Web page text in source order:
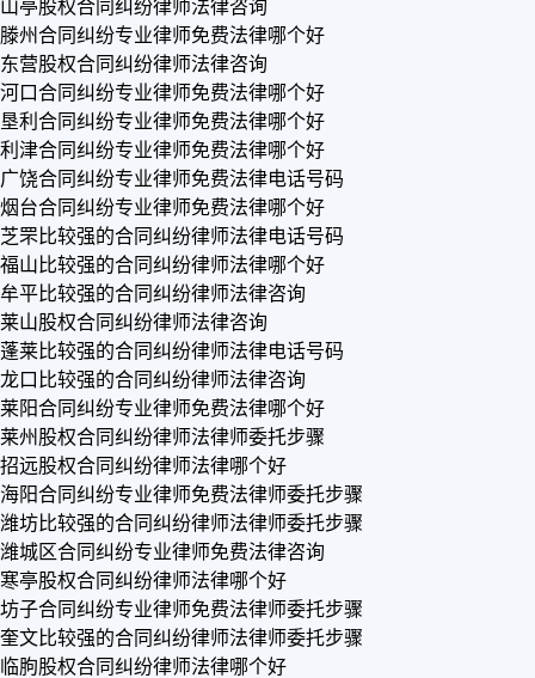
山亭股权合同纠纷律师法律咨询
滕州合同纠纷专业律师免费法律哪个好
东营股权合同纠纷律师法律咨询
河口合同纠纷专业律师免费法律哪个好
垦利合同纠纷专业律师免费法律哪个好
利津合同纠纷专业律师免费法律哪个好
广饶合同纠纷专业律师免费法律电话号码
烟台合同纠纷专业律师免费法律哪个好
芝罘比较强的合同纠纷律师法律电话号码
福山比较强的合同纠纷律师法律哪个好
牟平比较强的合同纠纷律师法律咨询
莱山股权合同纠纷律师法律咨询
蓬莱比较强的合同纠纷律师法律电话号码
龙口比较强的合同纠纷律师法律咨询
莱阳合同纠纷专业律师免费法律哪个好
莱州股权合同纠纷律师法律师委托步骤
招远股权合同纠纷律师法律哪个好
海阳合同纠纷专业律师免费法律师委托步骤
潍坊比较强的合同纠纷律师法律师委托步骤
潍城区合同纠纷专业律师免费法律咨询
寒亭股权合同纠纷律师法律哪个好
坊子合同纠纷专业律师免费法律师委托步骤
奎文比较强的合同纠纷律师法律师委托步骤
临朐股权合同纠纷律师法律哪个好